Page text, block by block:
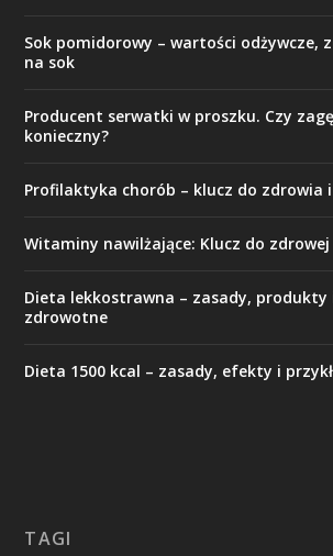
Sok pomidorowy – wartości odżywcze,
na sok
Producent serwatki w proszku. Czy
konieczny?
Profilaktyka chorób – klucz do zdrowia i
Witaminy nawilżające: Klucz do
Dieta lekkostrawna – zasady, produkty
zdrowotne
Dieta 1500 kcal – zasady, efekty i
TAGI